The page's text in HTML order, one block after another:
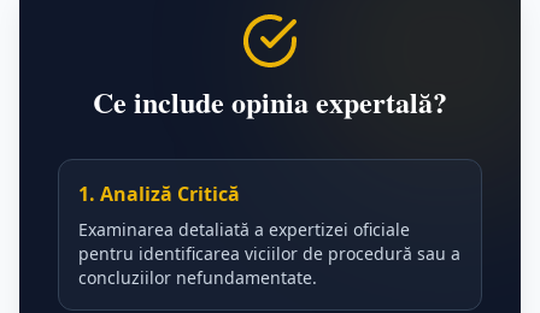
Ce include opinia expertală?
1. Analiză Critică
Examinarea detaliată a expertizei oficiale
pentru identificarea viciilor de procedură sau a
concluziilor nefundamentate.